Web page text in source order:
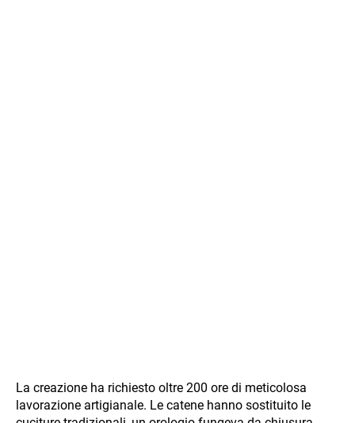
La creazione ha richiesto oltre 200 ore di meticolosa
lavorazione artigianale. Le catene hanno sostituito le